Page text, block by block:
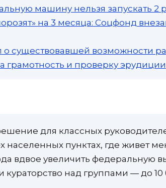
машину нельзя запускать 2
на 3 месяца: Соцфонд
о существовавшей возможности
грамотность и проверку эрудиции
для классных
населенных пунктах, где живет
вдвое увеличить федеральную
кураторство над группами — до